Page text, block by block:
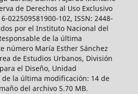
de Derechos al Uso Exclusivo
022509581900-102, ISSN: 2448-
por el Instituto Nacional del
de la última
número María Esther Sánchez
de Estudios Urbanos, División
el Diseño, Unidad
de la última modificación: 14 de
del archivo 5.70 MB.